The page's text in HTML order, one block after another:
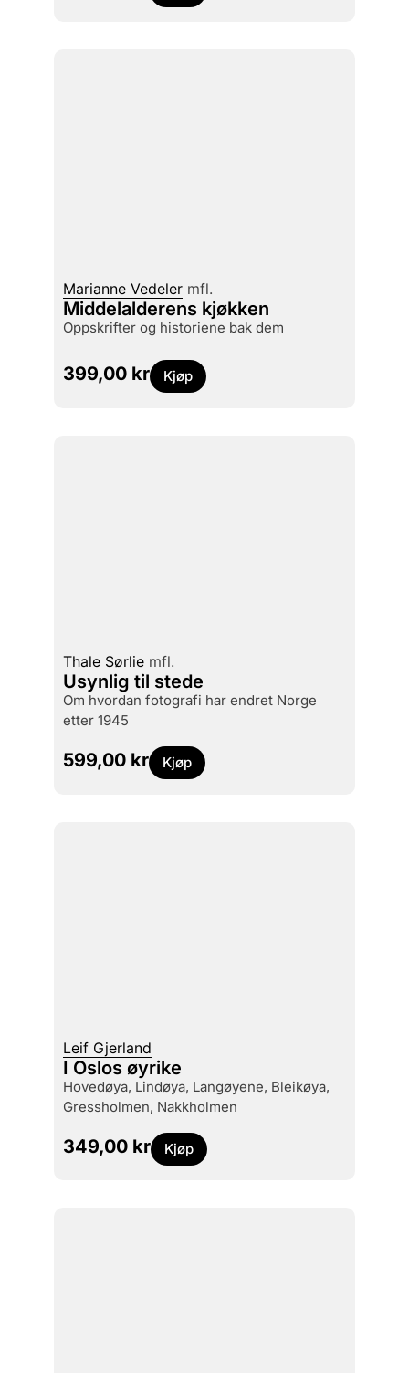
Marianne Vedelermfl.
Middelalderens kjøkken
oppskrifter og historiene bak dem
399,00 kr Kjøp
Thale Sørliemfl.
Usynlig til stede
om hvordan fotografi har endret Norge
etter 1945
599,00 kr Kjøp
Leif Gjerland
I Oslos øyrike
Hovedøya, Lindøya, Langøyene, Bleikøya,
Gressholmen, Nakkholmen
349,00 kr Kjøp